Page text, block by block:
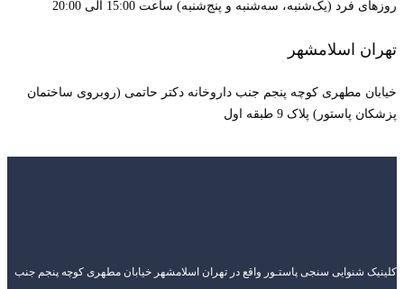
روزهای فرد (یک‌شنبه، سه‌شنبه و پنج‌شنبه) ساعت 15:00 الی 20:00
تهران اسلامشهر
خیابان مطهری کوچه پنجم جنب داروخانه دکتر حاتمی (روبروی ساختمان
پزشکان پاستور) پلاک 9 طبقه اول
کلینیک شنوایی سنجی پاستـور واقع در تهران اسلامشهر خیابان مطهری کوچه پنجم جنب